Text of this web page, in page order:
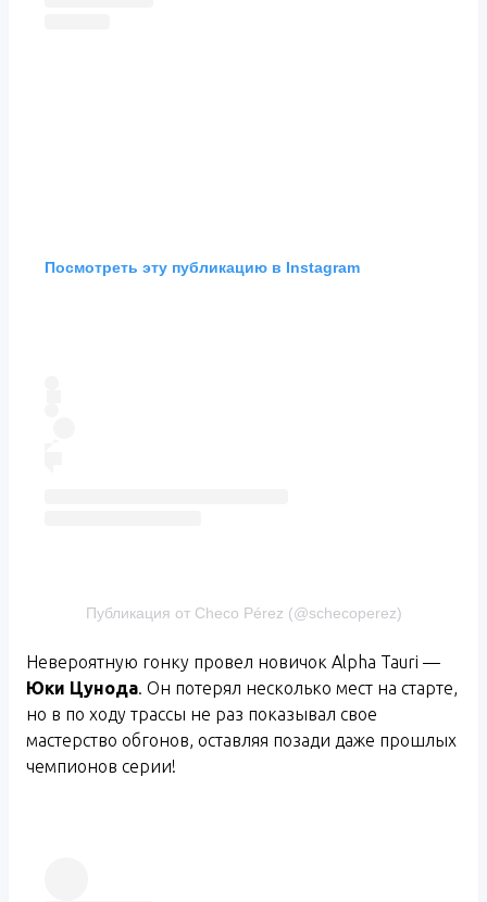
Посмотреть эту публикацию в Instagram
Публикация от Checo Pérez (@schecoperez)
Невероятную гонку провел новичок Alpha Tauri —
Юки Цунода . Он потерял несколько мест на старте,
но в по ходу трассы не раз показывал свое
мастерство обгонов, оставляя позади даже прошлых
чемпионов серии!